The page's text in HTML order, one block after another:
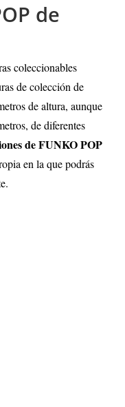
de
coleccionables
de colección de
de altura, aunque
de diferentes
de FUNKO POP
en la que podrás